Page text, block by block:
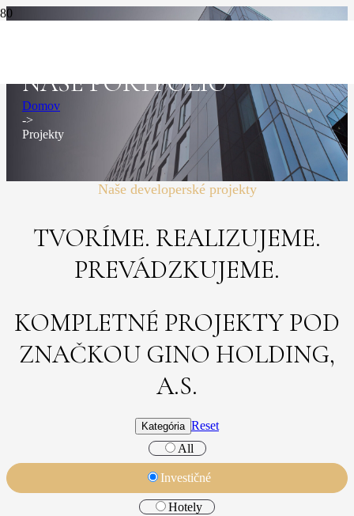
NAŠE PORTFÓLIO
Domov
->
Projekty
Naše developerské projekty
TVORÍME. REALIZUJEME.
PREVÁDZKUJEME.
KOMPLETNÉ PROJEKTY POD
ZNAČKOU GINO HOLDING,
A.S.
Kategória Reset
All
Investičné
Hotely